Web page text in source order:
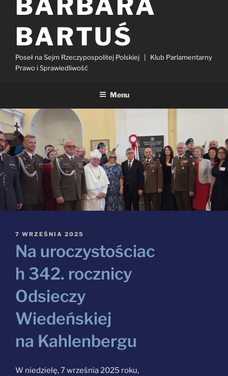
BARBARA
BARTUŚ
Poseł na Sejm Rzeczypospolitej Polskiej | Klub Parlamentarny
Prawo i Sprawiedliwość
Menu
OPUBLIKOWANE
7 WRZEŚNIA 2025
Na uroczystościac
h 342. rocznicy
Odsieczy
Wiedeńskiej
na Kahlenbergu
W niedzielę, 7 września 2025 roku,